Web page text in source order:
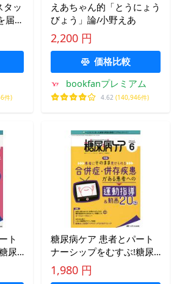
タッ
届け
件)
えあちゃん的「とうにょう
びょう」論/小野えあ
2,200 円
価格比較
bookfanプレミアム
4.62 (140,946件)
ト
尿
糖尿病ケア 患者とパート
ナーシップをむすぶ!糖尿
病スタッフ応援専門誌
Vol.18No.6(2021-6)
1,980 円